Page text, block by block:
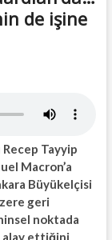
de işine
Tayyip
Macron’a
Büyükelçisi
geri
noktada
alay ettiğini